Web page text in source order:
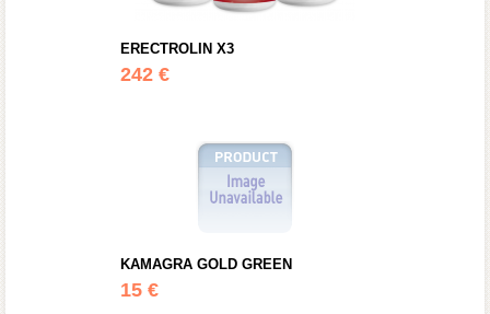
ERECTROLIN X3
242 €
KAMAGRA GOLD GREEN
15 €